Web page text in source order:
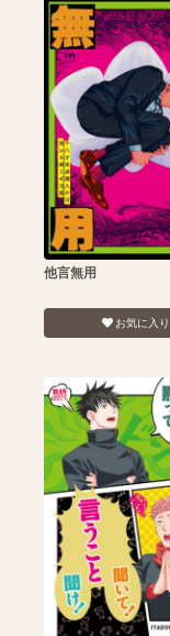
他言無用
お気に入り